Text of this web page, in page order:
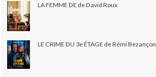
LA FEMME DE de David Roux
LE CRIME DU 3e ÉTAGE de Rémi Bezançon